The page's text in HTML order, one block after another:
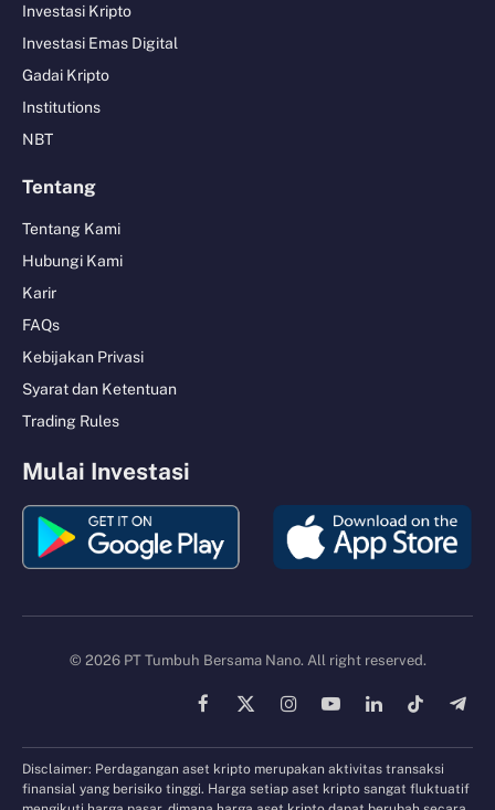
Investasi Kripto
Investasi Emas Digital
Gadai Kripto
Institutions
NBT
Tentang
Tentang Kami
Hubungi Kami
Karir
FAQs
Kebijakan Privasi
Syarat dan Ketentuan
Trading Rules
Mulai Investasi
© 2026 PT Tumbuh Bersama Nano. All right reserved.
Facebook
X
InstagramYouTubeLinkedInTikTok
Disclaimer: Perdagangan aset kripto merupakan aktivitas transaksi
finansial yang berisiko tinggi. Harga setiap aset kripto sangat fluktuatif